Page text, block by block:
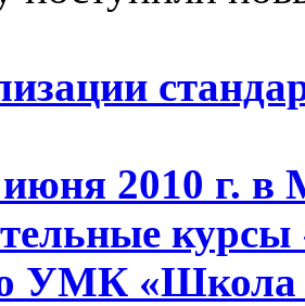
2010 г. в
курсы
УМК «Школа